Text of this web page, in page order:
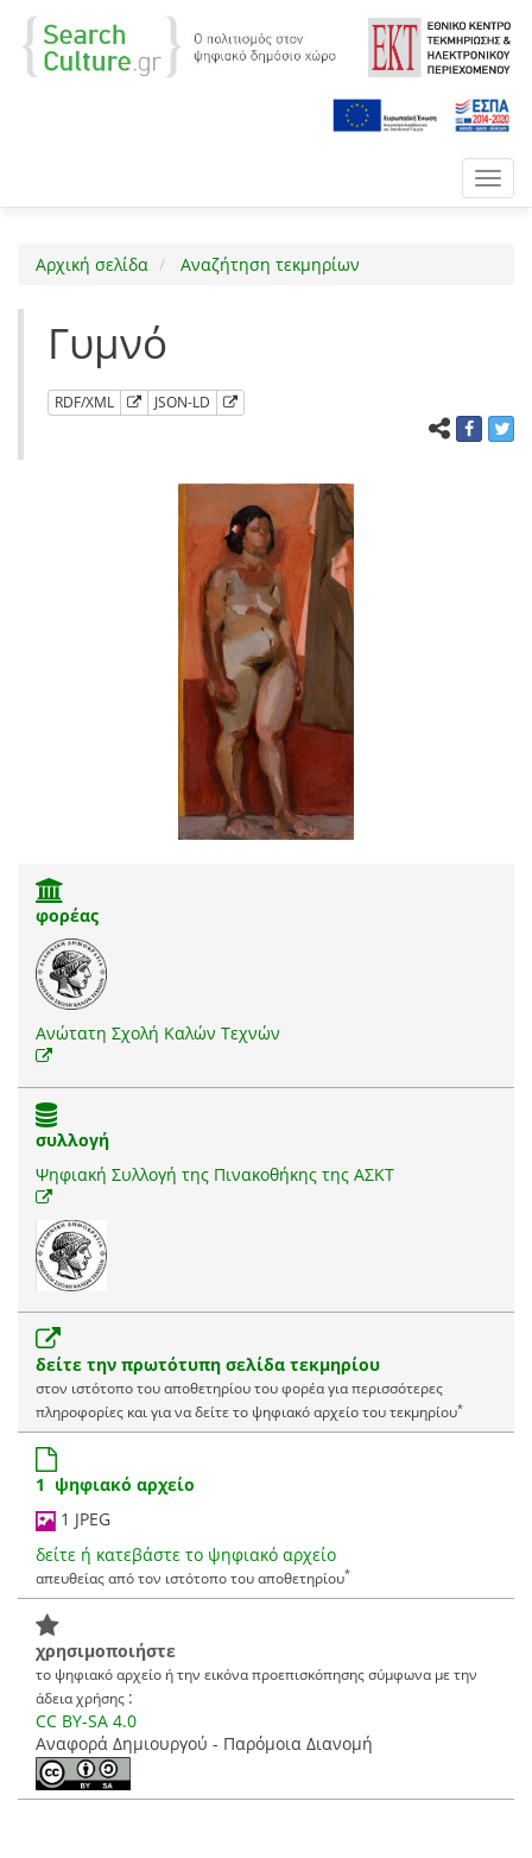
Αρχική σελίδα Αναζήτηση τεκμηρίων
Γυμνό
RDF/XML JSON-LD
φορέας
Ανώτατη Σχολή Καλών Τεχνών
συλλογή
Ψηφιακή Συλλογή της Πινακοθήκης της ΑΣΚΤ
δείτε την πρωτότυπη σελίδα τεκμηρίου
στον ιστότοπο του αποθετηρίου του φορέα για περισσότερες
πληροφορίες και για να δείτε το ψηφιακό αρχείο του τεκμηρίου*
1 ψηφιακό αρχείο
1 JPEG
δείτε ή κατεβάστε το ψηφιακό αρχείο
απευθείας από τον ιστότοπο του αποθετηρίου*
χρησιμοποιήστε
το ψηφιακό αρχείο ή την εικόνα προεπισκόπησης σύμφωνα με την
άδεια χρήσης :
CC BY-SA 4.0
Αναφορά Δημιουργού - Παρόμοια Διανομή